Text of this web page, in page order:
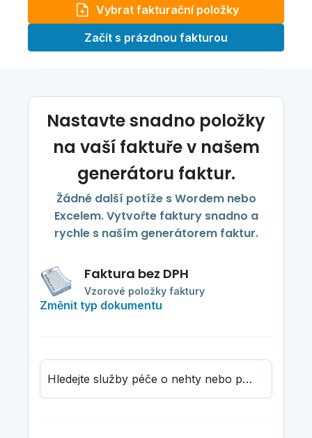
Vybrat fakturační položky
Začít s prázdnou fakturou
Nastavte snadno položky
na vaší faktuře v našem
generátoru faktur.
Žádné další potíže s Wordem nebo
Excelem. Vytvořte faktury snadno a
rychle s naším generátorem faktur.
Faktura bez DPH
Vzorové položky faktury
Změnit typ dokumentu
Hledejte služby péče o nehty nebo produkty